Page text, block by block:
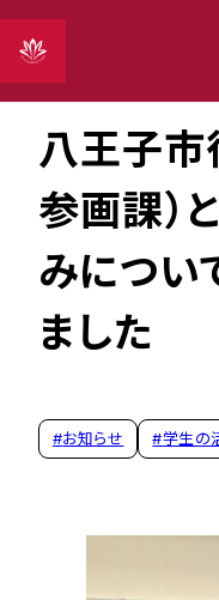
2022年02月11日
八王子市
参画課）
みについ
ました
#お知らせ #学生の